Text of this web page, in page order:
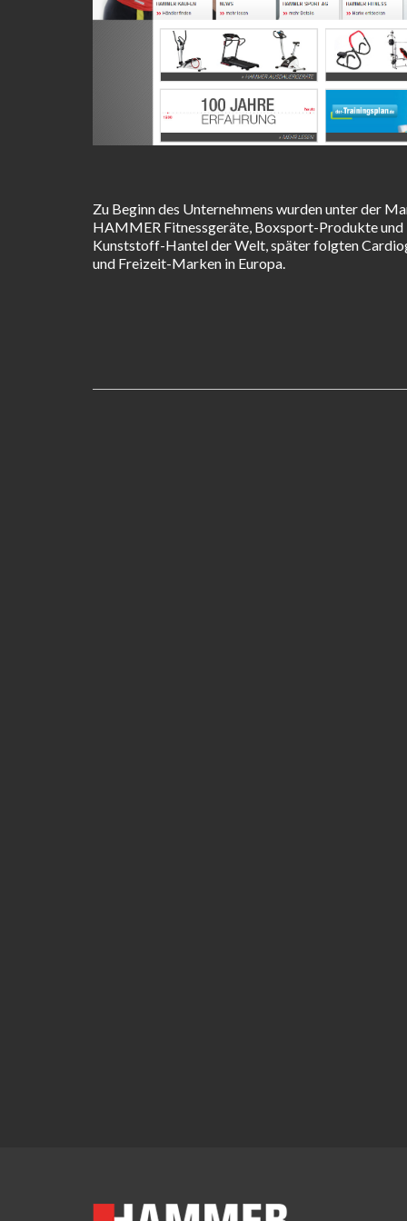
Zu Beginn des Unternehmens wurden unter der
HAMMER Fitnessgeräte, Boxsport-Produkte
Kunststoff-Hantel der Welt, später folgten
und Freizeit-Marken in Europa.